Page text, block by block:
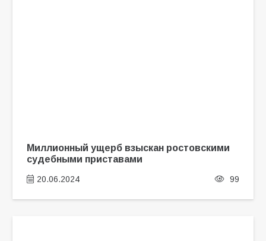
Миллионный ущерб взыскан ростовскими
судебными приставами
20.06.2024 99